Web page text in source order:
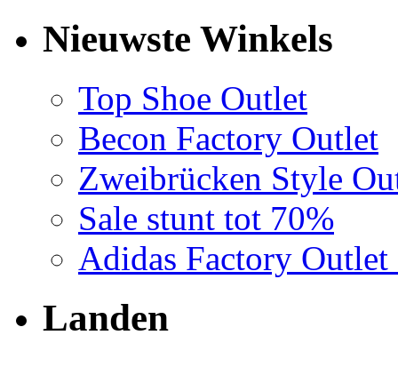
Nieuwste Winkels
Top Shoe Outlet
Becon Factory Outlet
Zweibrücken Style
Sale stunt tot 70%
Adidas Factory Outlet
Landen